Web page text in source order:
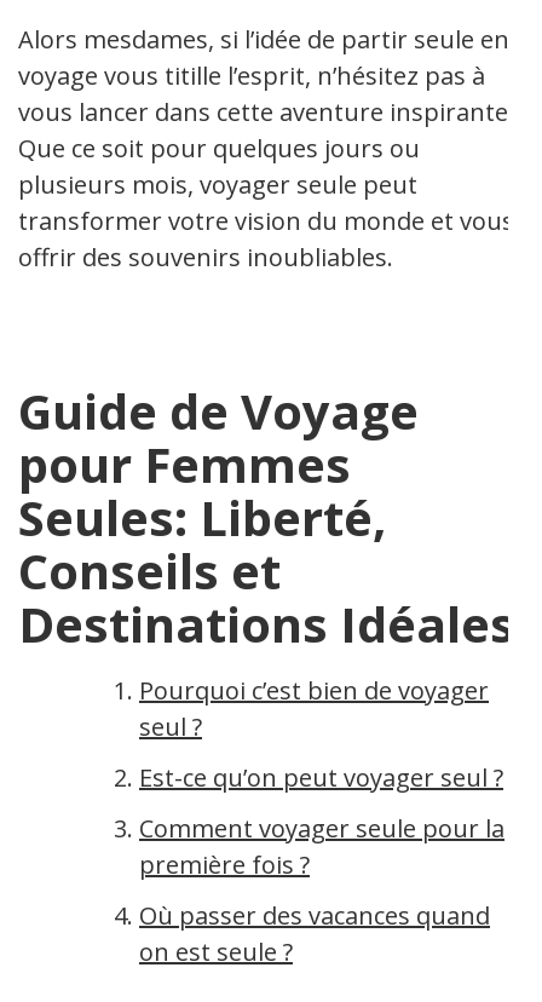
Alors mesdames, si l’idée de partir seule en
voyage vous titille l’esprit, n’hésitez pas à
vous lancer dans cette aventure inspirante.
Que ce soit pour quelques jours ou
plusieurs mois, voyager seule peut
transformer votre vision du monde et vous
offrir des souvenirs inoubliables.
Guide de Voyage
pour Femmes
Seules: Liberté,
Conseils et
Destinations Idéales
Pourquoi c’est bien de voyager
seul ?
Est-ce qu’on peut voyager seul ?
Comment voyager seule pour la
première fois ?
Où passer des vacances quand
on est seule ?